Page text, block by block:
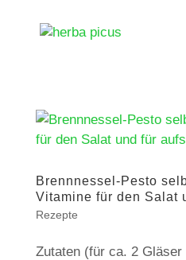
Brennnessel-Pesto
Vitamine für den Salat
Rezepte
Zutaten (für ca. 2 Gläser